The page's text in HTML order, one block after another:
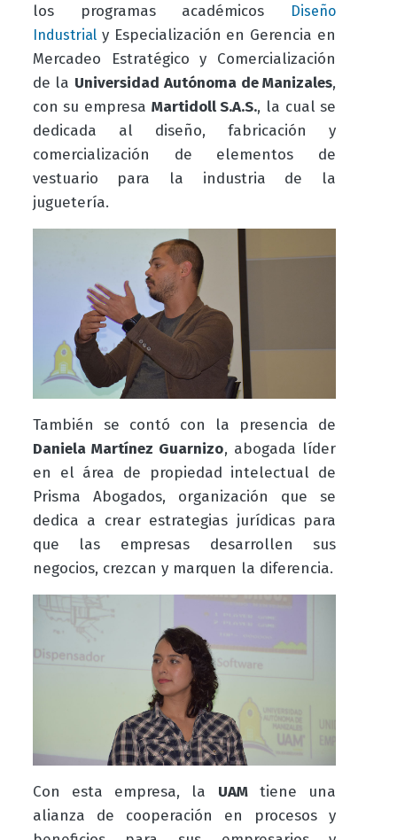
los programas académicos
Diseño
Industrialy Especialización en Gerencia en
Mercadeo Estratégico y Comercialización
de la Universidad Autónoma de Manizales,
con su empresa Martidoll S.A.S., la cual se
dedicada al diseño, fabricación y
comercialización de elementos de
vestuario para la industria de la
juguetería.
También se contó con la presencia de
Daniela Martínez Guarnizo, abogada líder
en el área de propiedad intelectual de
Prisma Abogados, organización que se
dedica a crear estrategias jurídicas para
que las empresas desarrollen sus
negocios, crezcan y marquen la diferencia.
Con esta empresa, la UAMtiene una
alianza de cooperación en procesos y